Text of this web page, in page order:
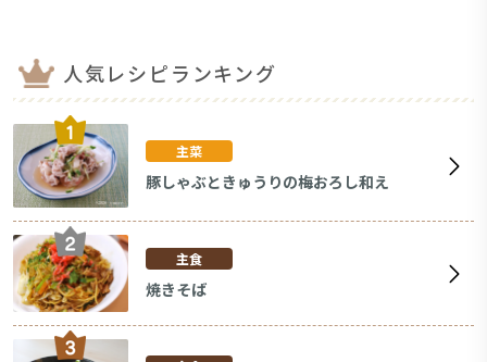
人気レシピランキング
主菜
豚しゃぶときゅうりの梅おろし和え
主食
焼きそば